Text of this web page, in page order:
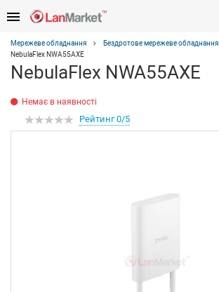
Мережеве обладнання Бездротове мережеве обладнання
NebulaFlex NWA55AXE
NebulaFlex NWA55AXE
Немає в наявності
Рейтинг 0/5